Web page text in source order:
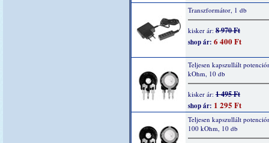
Transzformátor, 1 db
kisker ár: 8 970 Ft
shop ár: 6 400 Ft
Teljesen kapszullált
kOhm, 10 db
kisker ár: 1 495 Ft
shop ár: 1 295 Ft
Teljesen kapszullált
100 kOhm, 10 db